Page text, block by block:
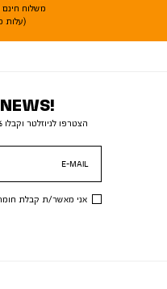
משלוח חינם
(עלות
הצטרפו לניוזלטר וקבלו 10% הנחה לקנייה ראשונה באתר
E-MAIL
אני מאשר/ת קבלת